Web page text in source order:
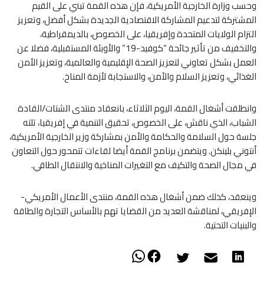
وحسب وزارة الخارجية الأمريكية، فإن هذه القمة تبني على القيم
المشتركة لتدعيم المشاركة الاقتصادية الجديدة بشكل أفضل، وتعزيز
التزام الولايات المتحدة وإفريقيا، على الخصوص، بالديمقراطية،
والتخفيف من تأثير جائحة “كوفيد-19” والأوبئة المستقبلية، فضلا عن
العمل بشكل تعاوني لتعزيز الصحة الإقليمية والعالمية، وتعزيز الأمن
الغذائي، وتعزيز السلام والأمن، والاستجابة لأزمة المناخ.
وانطلقت أشغال القمة، اليوم الثلاثاء، بانعقاد منتدى الشتات/القادة
الشباب، الذي ناقش، على الخصوص، تحقيق التنمية في إفريقيا، تلته
جلسة حول السلامة والحكامة والأمن بمشاركة وزير الخارجية الأمريكية،
أنتوني بلينكن. ويتضمن برنامج القمة أيضا لقاءات تتمحور حول التعاون
في مجال الصحة والتكيف مع التغيرات المناخية والانتقال الطاقي.
وينعقد، كذلك ضمن أشغال هذه القمة، منتدى الأعمال الأمريكي-
الإفريقي، لمناقشة العديد من القضايا تهم بالأساس التجارة والطاقة
والبنيات التحتية.